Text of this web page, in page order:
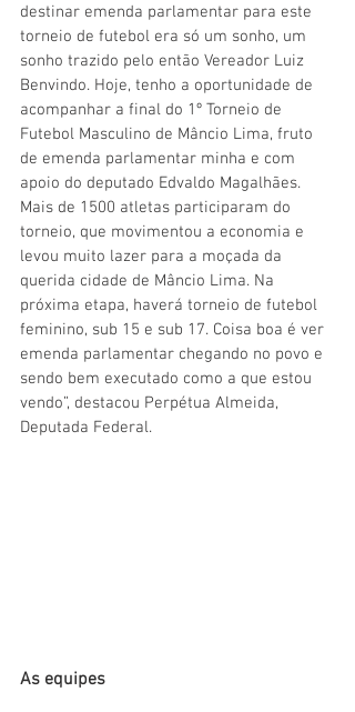
destinar emenda parlamentar para este
torneio de futebol era só um sonho, um
sonho trazido pelo então Vereador Luiz
Benvindo. Hoje, tenho a oportunidade de
acompanhar a final do 1º Torneio de
Futebol Masculino de Mâncio Lima, fruto
de emenda parlamentar minha e com
apoio do deputado Edvaldo Magalhães.
Mais de 1500 atletas participaram do
torneio, que movimentou a economia e
levou muito lazer para a moçada da
querida cidade de Mâncio Lima. Na
próxima etapa, haverá torneio de futebol
feminino, sub 15 e sub 17. Coisa boa é ver
emenda parlamentar chegando no povo e
sendo bem executado como a que estou
vendo”, destacou Perpétua Almeida,
Deputada Federal.
As equipes